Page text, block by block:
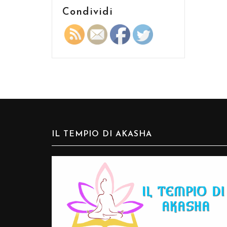
Condividi
IL TEMPIO DI AKASHA